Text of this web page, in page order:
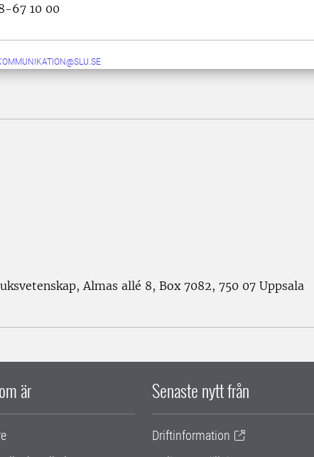
67 10 00
Almas allé 8, Box 7082, 750 07 Uppsala
är Senaste nytt från
Driftinformation